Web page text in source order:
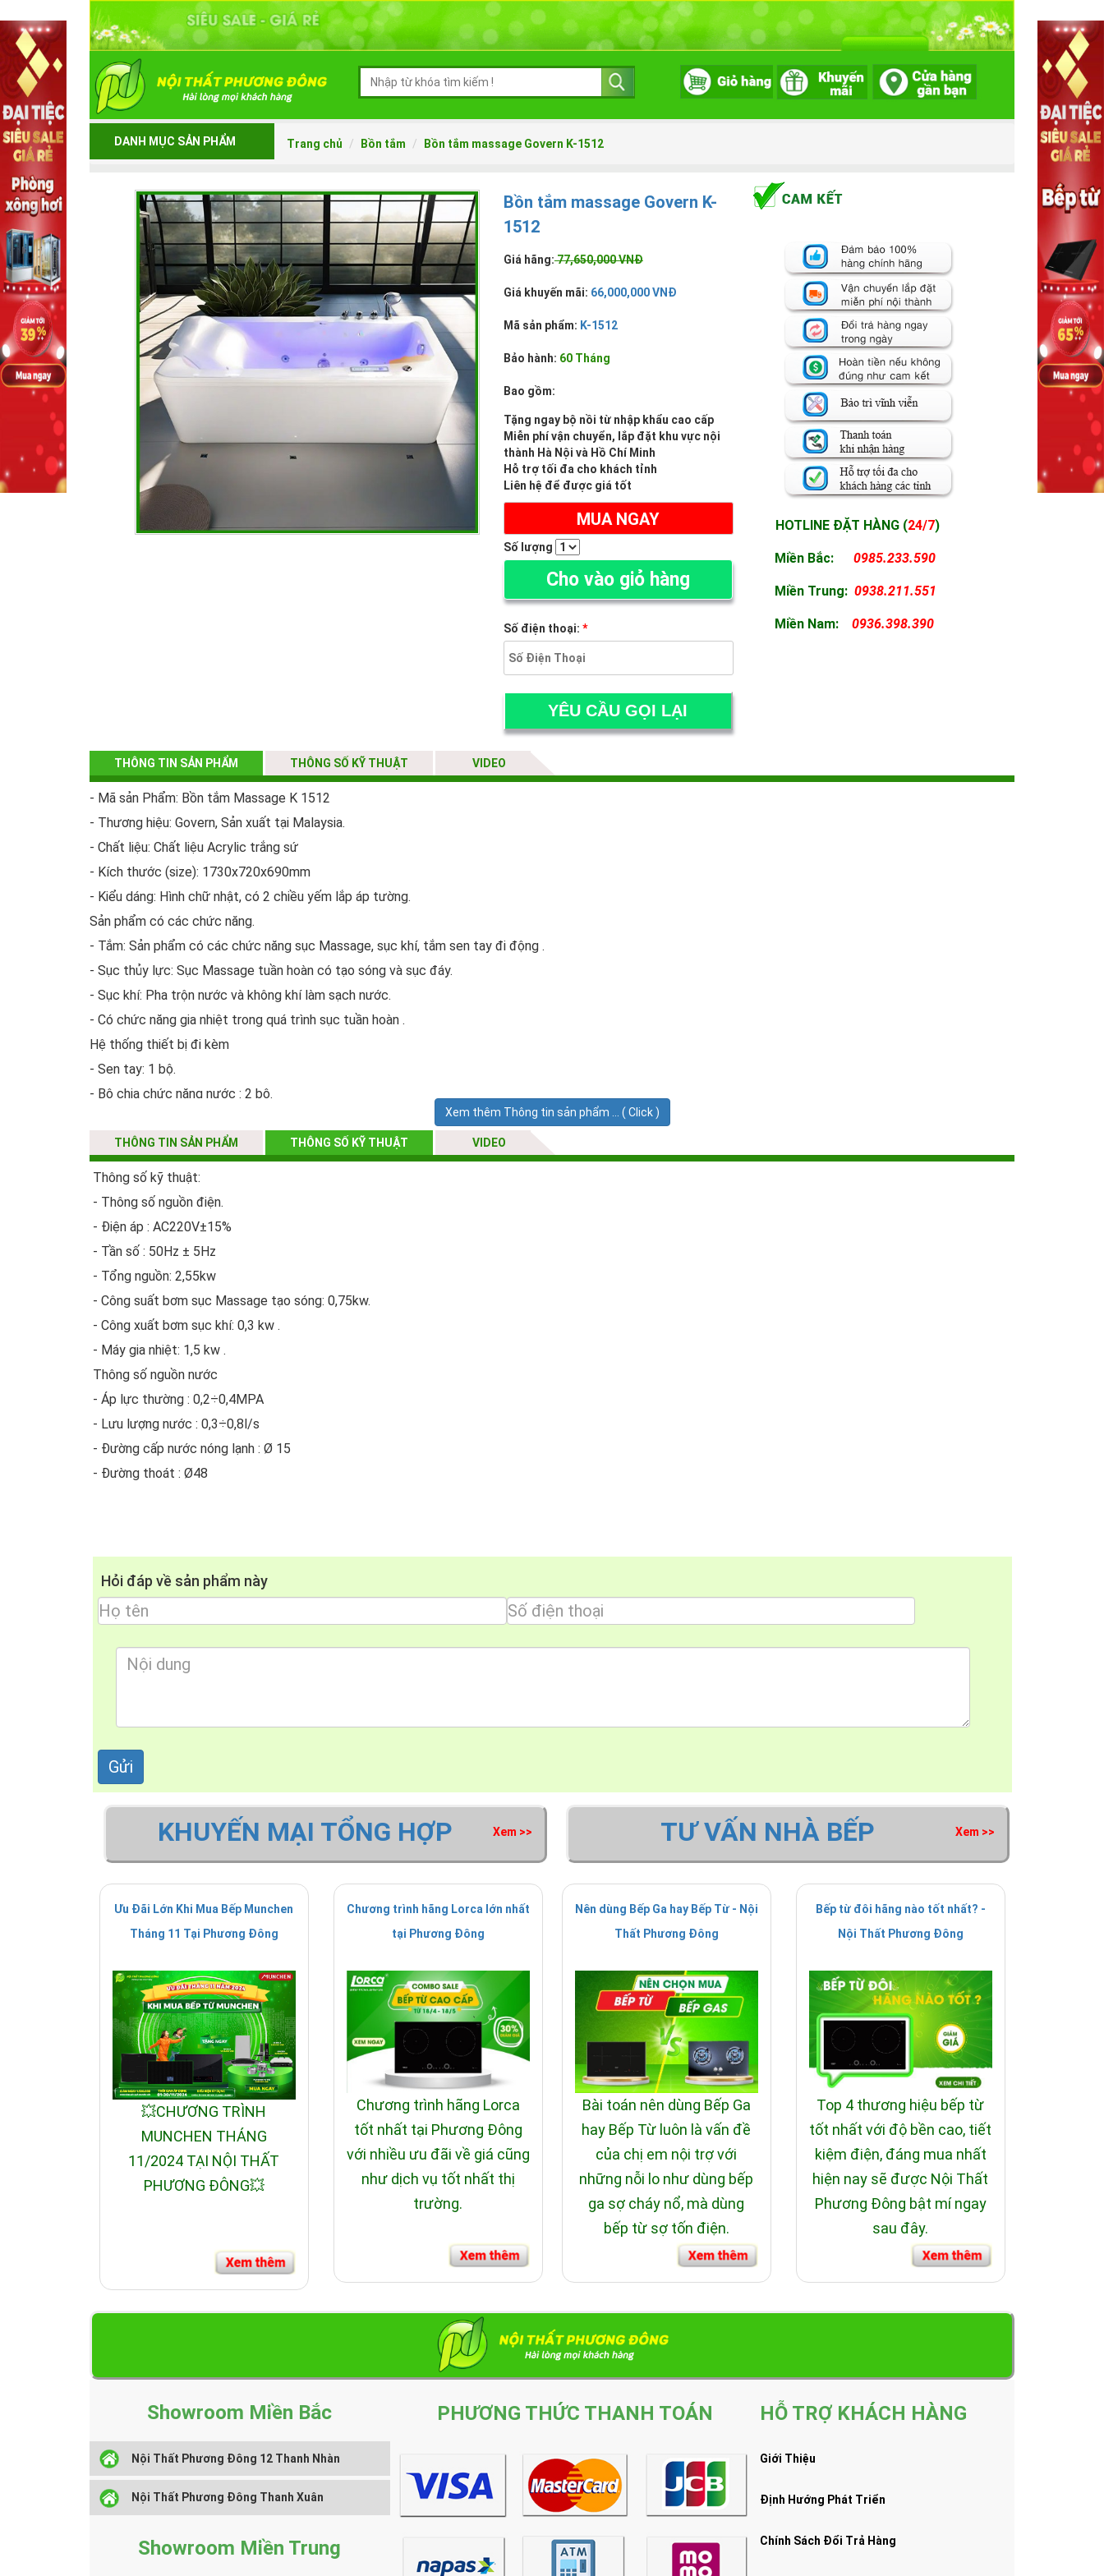
DANH MỤC SẢN PHẨM Trang chủ Bồn tắm Bồn tắm massage Govern K-1512
Bồn tắm massage Govern K-
1512
Giá hãng:77,650,000 VNĐ
Giá khuyến mãi: 66,000,000 VNĐ
Mã sản phẩm: K-1512
Bảo hành: 60 Tháng
Bao gồm:
Tặng ngay bộ nồi từ nhập khẩu cao cấp
Miễn phí vận chuyển, lắp đặt khu vực nội
thành Hà Nội và Hồ Chí Minh
Hỗ trợ tối đa cho khách tỉnh
Liên hệ để được giá tốt
MUA NGAY
Số lượng
Cho vào giỏ hàng
Số điện thoại: *
HOTLINE ĐẶT HÀNG (24/7)
Miền Bắc: 0985.233.590
MiềnTrung: 0938.211.551
MiềnNam: 0936.398.390
THÔNG TIN SẢN PHẨM THÔNG SỐ KỸ THUẬT VIDEO
- Mã sản Phẩm: Bồn tắm Massage K 1512
- Thương hiệu: Govern, Sản xuất tại Malaysia.
- Chất liệu: Chất liệu Acrylic trắng sứ
- Kích thước (size): 1730x720x690mm
- Kiểu dáng: Hình chữ nhật, có 2 chiều yếm lắp áp tường.
Sản phẩm có các chức năng.
- Tắm: Sản phẩm có các chức năng sục Massage, sục khí, tắm sen tay đi động .
- Sục thủy lực: Sục Massage tuần hoàn có tạo sóng và sục đáy.
- Sục khí: Pha trộn nước và không khí làm sạch nước.
- Có chức năng gia nhiệt trong quá trình sục tuần hoàn .
Hệ thống thiết bị đi kèm
- Sen tay: 1 bộ.
- Bộ chia chức năng nước : 2 bộ.
- Xi phong: 1 bộ .
- Loa: Có .
- Chế độ O3: Có .
- Bảng điều khiển điện tử: 1 bộ.
- Gối : 2 chiếc.
- Đèn trang trí bên trong thành bồn: Có .
- Sục Massage: Có 14 mắt sục tuần hoàn tạo sóng.
- Đèn Led đa sắc đáy bồn: Có.​
Xem thêm Thông tin sản phẩm ... ( Click )
THÔNG TIN SẢN PHẨM THÔNG SỐ KỸ THUẬT VIDEO
Thông số kỹ thuật:
- Thông số nguồn điện.
- Điện áp : AC220V±15%
- Tần số : 50Hz ± 5Hz
- Tổng nguồn: 2,55kw
- Công suất bơm sục Massage tạo sóng: 0,75kw.
- Công xuất bơm sục khí: 0,3 kw .
- Máy gia nhiệt: 1,5 kw .
Thông số nguồn nước
- Áp lực thường : 0,2÷0,4MPA
- Lưu lượng nước : 0,3÷0,8l/s
- Đường cấp nước nóng lạnh : Ø 15
- Đường thoát : Ø48
Hỏi đáp về sản phẩm này
KHUYẾN MẠI TỔNG HỢP Xem >>
Ưu Đãi Lớn Khi Mua Bếp Munchen
Tháng 11 Tại Phương Đông
💥CHƯƠNG TRÌNH
MUNCHEN THÁNG
11/2024 TẠI NỘI THẤT
PHƯƠNG ĐÔNG💥
Chương trình hãng Lorca lớn nhất
tại Phương Đông
Chương trình hãng Lorca
tốt nhất tại Phương Đông
với nhiều ưu đãi về giá cũng
như dịch vụ tốt nhất thị
trường.
TƯ VẤN NHÀ BẾP Xem >>
Nên dùng Bếp Ga hay Bếp Từ - Nội
Thất Phương Đông
Bài toán nên dùng Bếp Ga
hay Bếp Từ luôn là vấn đề
của chị em nội trợ với
những nỗi lo như dùng bếp
ga sợ cháy nổ, mà dùng
bếp từ sợ tốn điện.
Bếp từ đôi hãng nào tốt nhất? -
Nội Thất Phương Đông
Top 4 thương hiệu bếp từ
tốt nhất với độ bền cao, tiết
kiệm điện, đáng mua nhất
hiện nay sẽ được Nội Thất
Phương Đông bật mí ngay
sau đây.
Showroom Miền Bắc
Nội Thất Phương Đông 12 Thanh Nhàn
Nội Thất Phương Đông Thanh Xuân
Showroom Miền Trung
PHƯƠNG THỨC THANH TOÁN HỖ TRỢ KHÁCH HÀNG
Giới Thiệu
Định Hướng Phát Triển
Chính Sách Đổi Trả Hàng